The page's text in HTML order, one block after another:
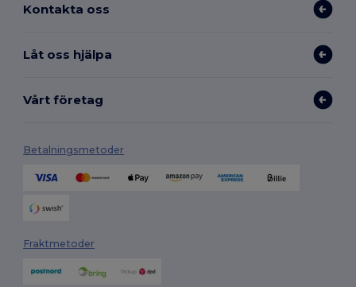
Kontakta oss
Låt oss hjälpa
Vårt företag
Betalningsmetoder
Fraktmetoder